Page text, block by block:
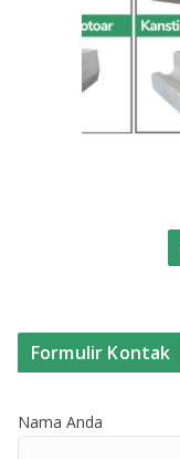
Formulir Kontak
Nama Anda